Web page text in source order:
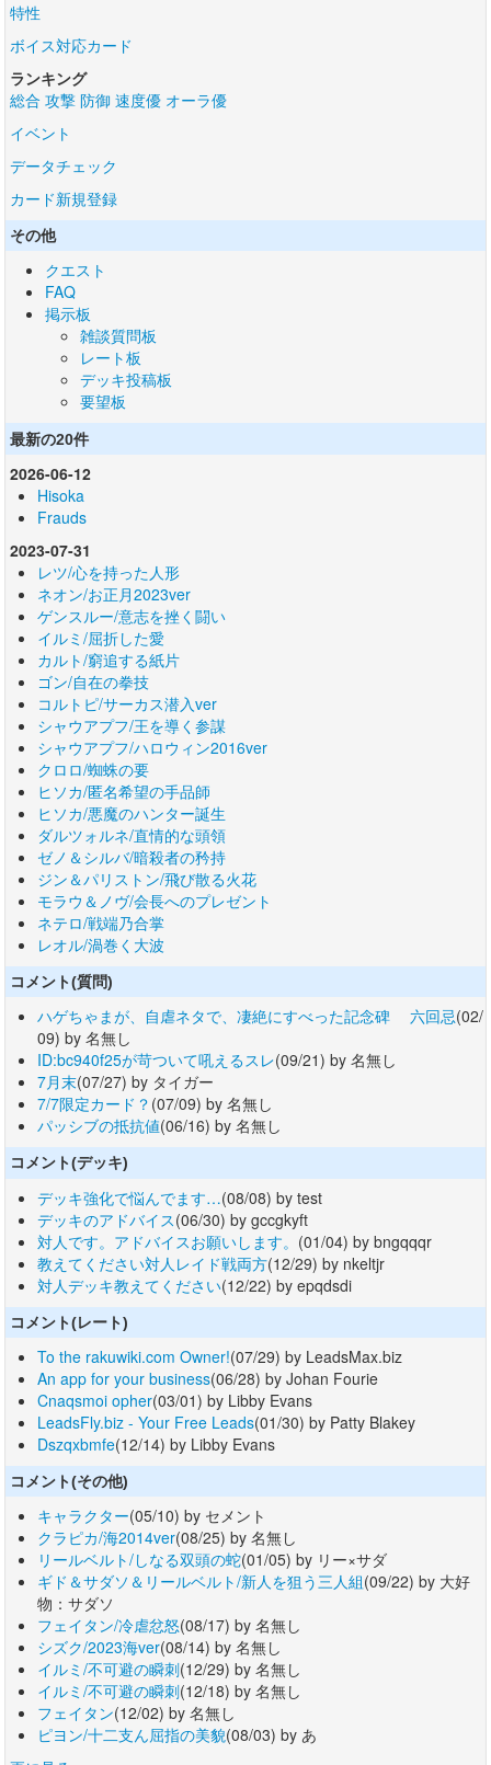
特性
ボイス対応カード
ランキング
総合 攻撃 防御 速度優 オーラ優
イベント
データチェック
カード新規登録
その他
クエスト
FAQ
掲示板
雑談質問板
レート板
デッキ投稿板
要望板
最新の20件
2026-06-12
Hisoka
Frauds
2023-07-31
レツ/心を持った人形
ネオン/お正月2023ver
ゲンスルー/意志を挫く闘い
イルミ/屈折した愛
カルト/窮追する紙片
ゴン/自在の拳技
コルトピ/サーカス潜入ver
シャウアプフ/王を導く参謀
シャウアプフ/ハロウィン2016ver
クロロ/蜘蛛の要
ヒソカ/匿名希望の手品師
ヒソカ/悪魔のハンター誕生
ダルツォルネ/直情的な頭領
ゼノ＆シルバ/暗殺者の矜持
ジン＆パリストン/飛び散る火花
モラウ＆ノヴ/会長へのプレゼント
ネテロ/戦端乃合掌
レオル/渦巻く大波
コメント(質問)
ハゲちゃまが、自虐ネタで、凄絶にすべった記念碑 六回忌(02/
09) by 名無し
ID:bc940f25が苛ついて吼えるスレ(09/21) by 名無し
7月末(07/27) by タイガー
7/7限定カード？ (07/09) by 名無し
パッシブの抵抗値(06/16) by 名無し
コメント(デッキ)
デッキ強化で悩んでます…(08/08) by test
デッキのアドバイス(06/30) by gccgkyft
対人です。アドバイスお願いします。 (01/04) by bngqqqr
教えてください対人レイド戦両方(12/29) by nkeltjr
対人デッキ教えてください(12/22) by epqdsdi
コメント(レート)
To the rakuwiki.com Owner!(07/29) by LeadsMax.biz
An app for your business(06/28) by Johan Fourie
Cnaqsmoi opher(03/01) by Libby Evans
LeadsFly.biz - Your Free Leads(01/30) by Patty Blakey
Dszqxbmfe(12/14) by Libby Evans
コメント(その他)
キャラクター(05/10) by セメント
クラピカ/海2014ver(08/25) by 名無し
リールベルト/しなる双頭の蛇(01/05) by リー×サダ
ギド＆サダソ＆リールベルト/新人を狙う三人組(09/22) by 大好
物：サダソ
フェイタン/冷虐忿怒(08/17) by 名無し
シズク/2023海ver(08/14) by 名無し
イルミ/不可避の瞬刺(12/29) by 名無し
イルミ/不可避の瞬刺(12/18) by 名無し
フェイタン(12/02) by 名無し
ピヨン/十二支ん屈指の美貌(08/03) by あ